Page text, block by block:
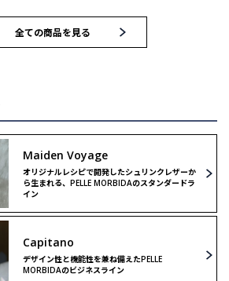
ウォレット
クラッチ＆
セカンドバッグ
全ての商品を見る
Maiden Voyage
オリジナルレシピで開発したシュリンクレザーか
ら生まれる、PELLE MORBIDAのスタンダードラ
イン
Capitano
デザイン性と機能性を兼ね備えたPELLE
MORBIDAのビジネスライン